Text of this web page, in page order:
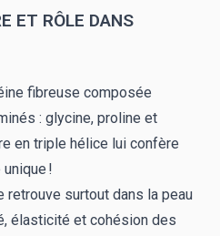
ET RÔLE DANS
fibreuse composée
: glycine, proline et
en triple hélice lui confère
!
retrouve surtout dans la peau
élasticité et cohésion des